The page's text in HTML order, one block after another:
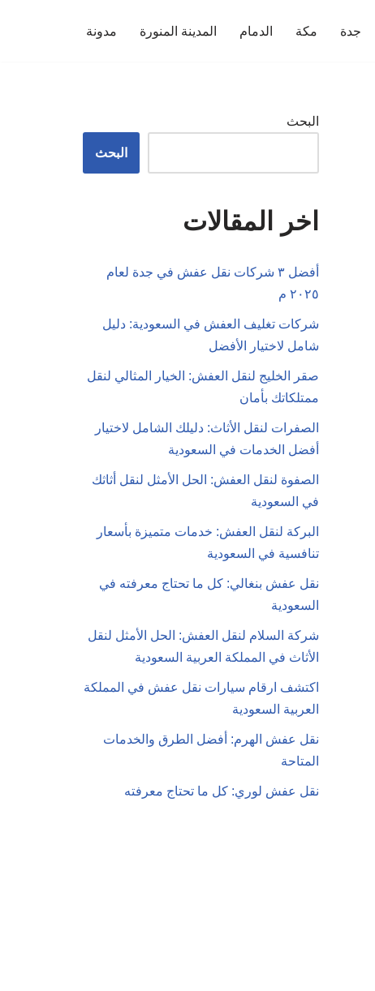
جدة مكة الدمام المدينة المنورة مدونة
البحث
البحث
اخر المقالات
أفضل ٣ شركات نقل عفش في جدة لعام
٢٠٢٥ م
شركات تغليف العفش في السعودية: دليل
شامل لاختيار الأفضل
صقر الخليج لنقل العفش: الخيار المثالي لنقل
ممتلكاتك بأمان
الصفرات لنقل الأثاث: دليلك الشامل لاختيار
أفضل الخدمات في السعودية
الصفوة لنقل العفش: الحل الأمثل لنقل أثاثك
في السعودية
البركة لنقل العفش: خدمات متميزة بأسعار
تنافسية في السعودية
نقل عفش بنغالي: كل ما تحتاج معرفته في
السعودية
شركة السلام لنقل العفش: الحل الأمثل لنقل
الأثاث في المملكة العربية السعودية
اكتشف ارقام سيارات نقل عفش في المملكة
العربية السعودية
نقل عفش الهرم: أفضل الطرق والخدمات
المتاحة
نقل عفش لوري: كل ما تحتاج معرفته